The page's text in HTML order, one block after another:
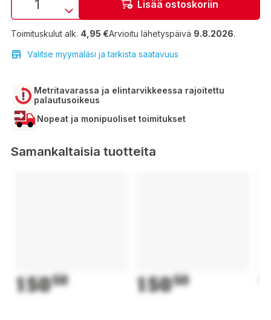
Lisää ostoskoriin
Toimituskulut alk. 4,95 €Arvioitu lähetyspäivä 9.8.2026.
Valitse myymäläsi ja tarkista saatavuus
Metritavarassa ja elintarvikkeessa rajoitettu
palautusoikeus
Nopeat ja monipuoliset toimitukset
Samankaltaisia tuotteita
15050 15050